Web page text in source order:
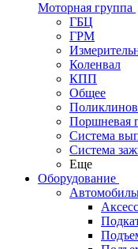
Моторная группа
ГБЦ
ГРМ
Коленвал
КПП
Общее
Поршневая
Система
Система
Еще
Оборудование